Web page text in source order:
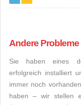
Andere Probleme
Sie haben eines
erfolgreich installiert
immer noch
haben – wir stellen